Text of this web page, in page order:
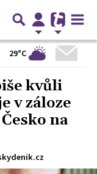
29°C
kvůli
v záloze
na